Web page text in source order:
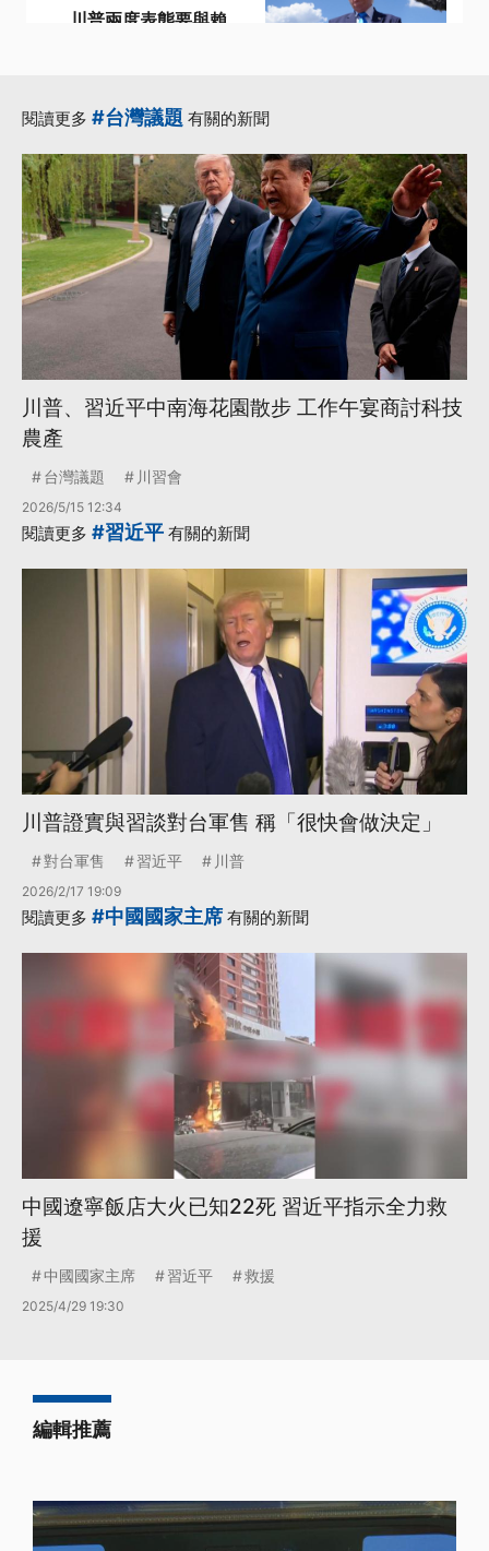
川普兩度表態要與賴
台灣心聲 ·台灣總統·
外交部·更多...
閱讀更多 #台灣議題 有關的新聞
川普、習近平中南海花園散步 工作午宴商討科技
農產
台灣議題 川習會
2026/5/15 12:34
閱讀更多 #習近平 有關的新聞
川普證實與習談對台軍售 稱「很快會做決定」
對台軍售 習近平 川普
2026/2/17 19:09
閱讀更多 #中國國家主席 有關的新聞
中國遼寧飯店大火已知22死 習近平指示全力救
援
中國國家主席 習近平 救援
2025/4/29 19:30
編輯推薦